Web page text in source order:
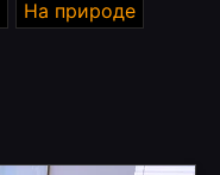
На природе